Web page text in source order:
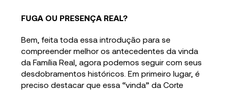
FUGA OU PRESENÇA REAL?
Bem, feita toda essa introdução para se
compreender melhor os antecedentes da vinda
da Família Real, agora podemos seguir com seus
desdobramentos históricos. Em primeiro lugar, é
preciso destacar que essa “vinda” da Corte